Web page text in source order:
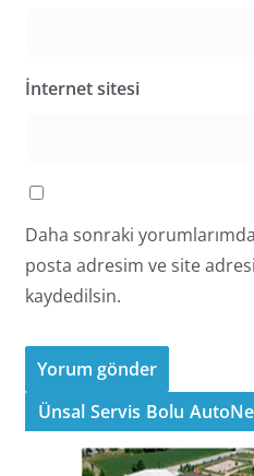
İnternet sitesi
Daha sonraki
posta adresim ve site
kaydedilsin.
Ünsal Servis Bolu